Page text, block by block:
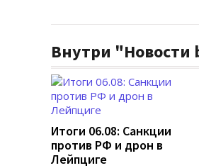
Внутри "Новости
Итоги 06.08: Санкции
против РФ и дрон в
Лейпциге